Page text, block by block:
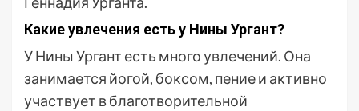
Какие увлечения есть у Нины Ургант?
У Нины Ургант есть много увлечений. Она
занимается йогой, боксом, пение и активно
участвует в благотворительной